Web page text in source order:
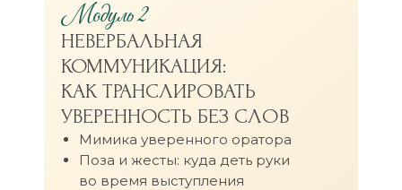
Модуль 2
НЕВЕРБАЛЬНАЯ
КОММУНИКАЦИЯ:
КАК ТРАНСЛИРОВАТЬ
УВЕРЕННОСТЬ БЕЗ СЛОВ
Мимика уверенного оратора
Поза и жесты: куда деть руки
во время выступления